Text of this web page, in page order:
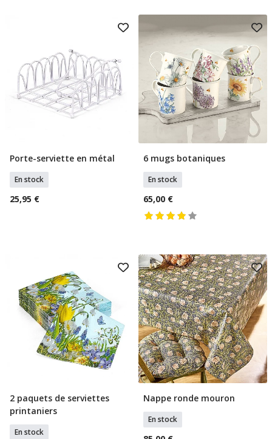
Ajouter Au Panier
Porte-serviette en métal
En stock
25,95 €
Ajouter Au Panier
6 mugs botaniques
En stock
65,00 €
Ajouter Au Panier
2 paquets de serviettes
printaniers
En stock
Ajouter Au Panier
Nappe ronde mouron
En stock